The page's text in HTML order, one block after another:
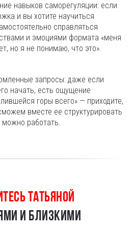
навыков саморегуляции: если
и вы хотите научиться
справляться
и эмоциями формата «меня
но я не понимаю, что это».
запросы: даже если
начать, есть ощущение
горы всего» — приходите,
вместе ее структурировать
работать.
Татьяной
и близкими